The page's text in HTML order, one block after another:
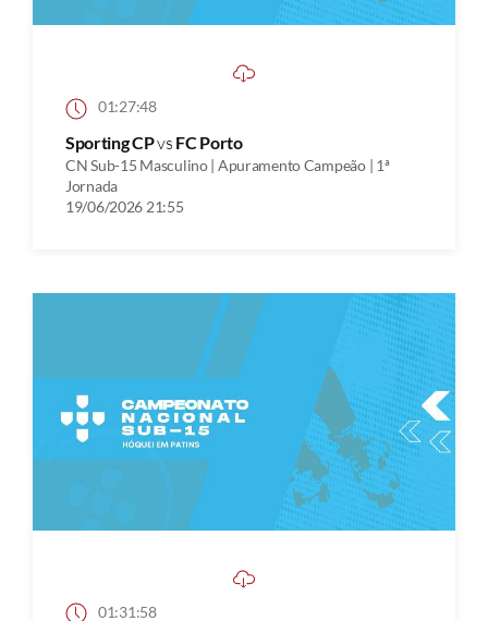
01:27:48
Sporting CPvs FC Porto
CN Sub-15 Masculino | Apuramento Campeão | 1ª
Jornada
19/06/2026 21:55
01:31:58